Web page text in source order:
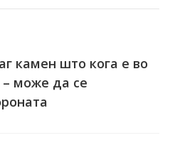
камен што кога е во
може да се